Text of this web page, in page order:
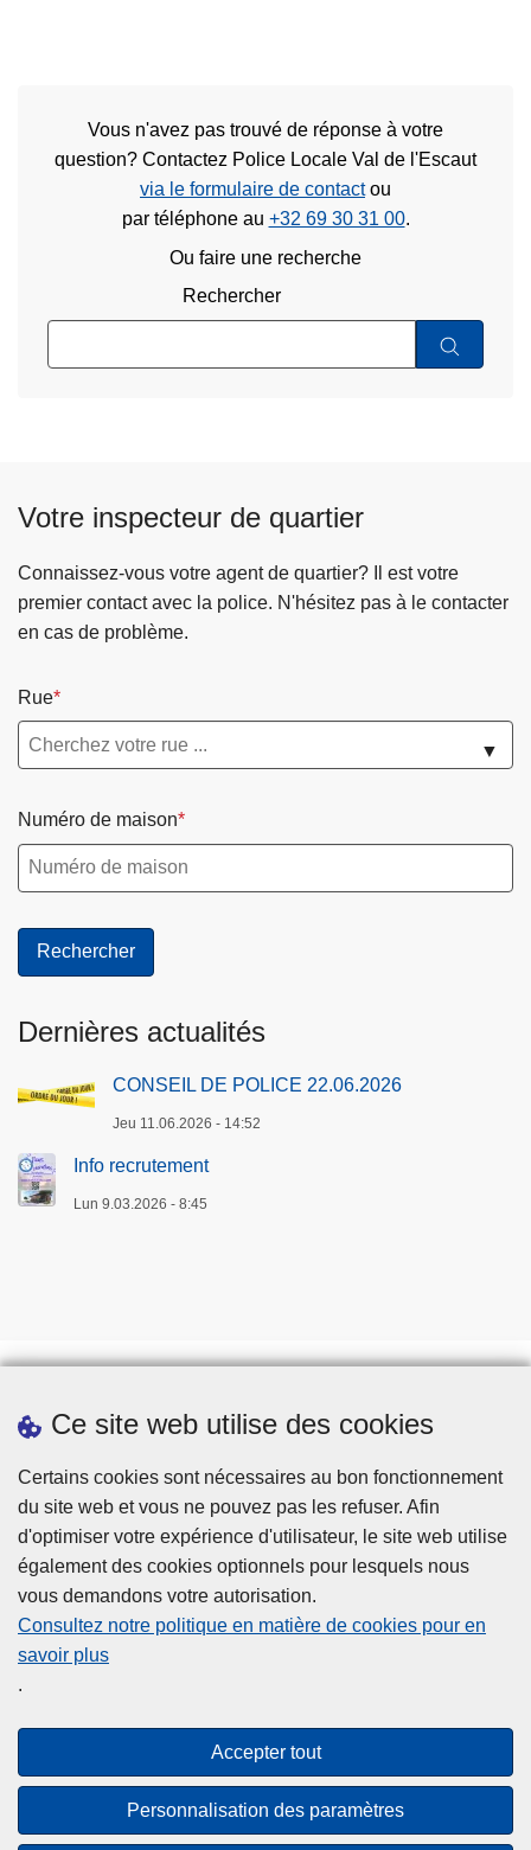
Ce site web utilise des cookies
Certains cookies sont nécessaires au bon fonctionnement
du site web et vous ne pouvez pas les refuser. Afin
d'optimiser votre expérience d'utilisateur, le site web utilise
également des cookies optionnels pour lesquels nous
vous demandons votre autorisation.
Consultez notre politique en matière de cookies pour en
savoir plus
.
Accepter tout
Personnalisation des paramètres
Vous n'avez pas trouvé de réponse à votre
question? Contactez Police Locale Val de l'Escaut
via le formulaire de contactou
par téléphone au +32 69 30 31 00.
Ou faire une recherche
Rechercher
Votre inspecteur de quartier
Connaissez-vous votre agent de quartier? Il est votre
premier contact avec la police. N'hésitez pas à le contacter
en cas de problème.
Rue
▼
Numéro de maison
Dernières actualités
CONSEIL DE POLICE 22.06.2026
Jeu 11.06.2026 - 14:52
Info recrutement
Lun 9.03.2026 - 8:45
Téléchargements
Presse
Cookies
Accessibilité
© 2026 Police.be